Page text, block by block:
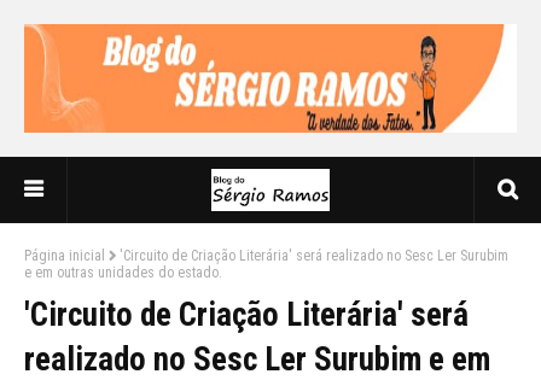
Página inicial
'Circuito de Criação Literária' será realizado no Sesc Ler Surubim
e em outras unidades do estado.
'Circuito de Criação Literária' será
realizado no Sesc Ler Surubim e em